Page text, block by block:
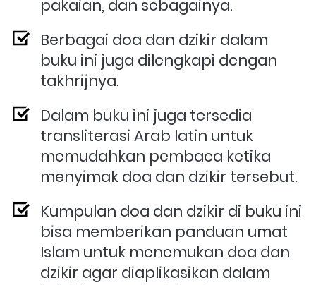
pakaian, dan sebagainya.
Berbagai doa dan dzikir dalam
buku ini juga dilengkapi dengan
takhrijnya.
Dalam buku ini juga tersedia
transliterasi Arab latin untuk
memudahkan pembaca ketika
menyimak doa dan dzikir tersebut.
Kumpulan doa dan dzikir di buku ini
bisa memberikan panduan umat
Islam untuk menemukan doa dan
dzikir agar diaplikasikan dalam